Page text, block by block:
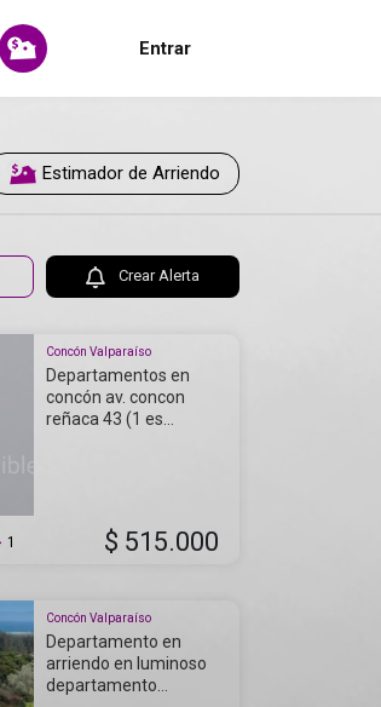
Entrar
Estimador de Arriendo
Crear Alerta
Concón Valparaíso
Departamentos en
concón av. concon
reñaca 43 (1 es...
1 $ 515.000
Concón Valparaíso
Departamento en
arriendo en luminoso
departamento...